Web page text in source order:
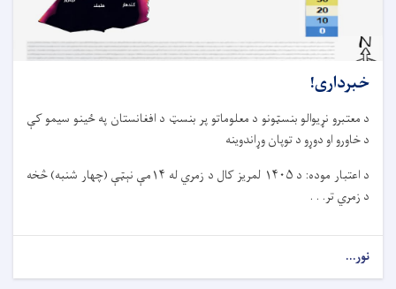
خبرداری!
د معتبرو نړیوالو بنسټونو د معلوماتو پر بنسټ د افغانستان په ځینو سیمو کې
د خاورو او دوړو د توپان وړاندوینه
د اعتبار موده: د ۱۴۰۵ لمریز کال د زمري له ۱۴مې نېټې (چهار شنبه) څخه
د زمري تر. . .
نور...